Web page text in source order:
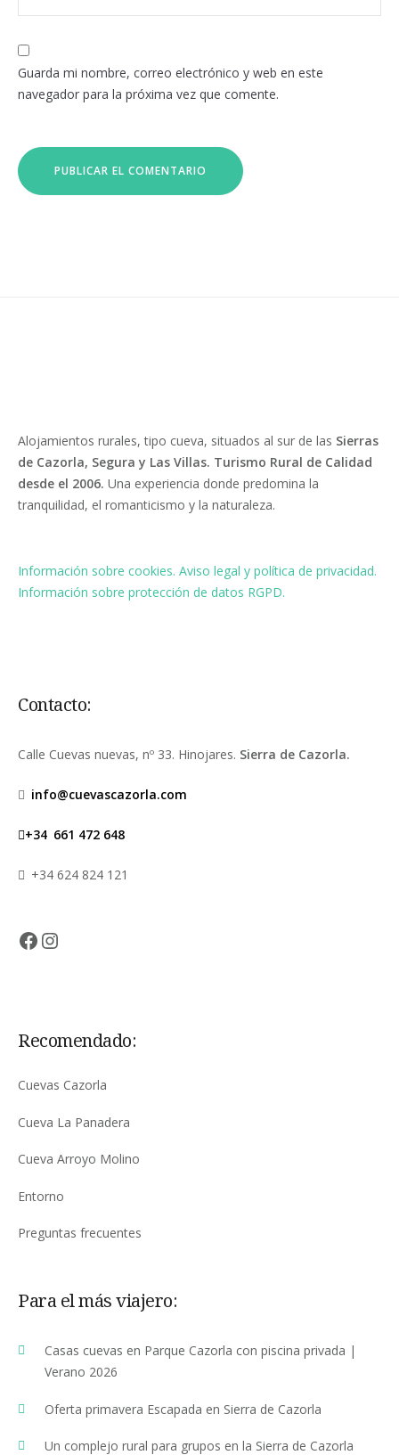
Guarda mi nombre, correo electrónico y web en este
navegador para la próxima vez que comente.
Alojamientos rurales, tipo cueva, situados al sur de las Sierras
de Cazorla, Segura y Las Villas. Turismo Rural de Calidad
desde el 2006. Una experiencia donde predomina la
tranquilidad, el romanticismo y la naturaleza.
Información sobre cookies. Aviso legal y política de privacidad.
Información sobre protección de datos RGPD.
Contacto:
Calle Cuevas nuevas, nº 33. Hinojares. Sierra de Cazorla.
info@cuevascazorla.com
+34 661 472 648
+34 624 824 121
Facebook
Instagram
Recomendado:
Cuevas Cazorla
Cueva La Panadera
Cueva Arroyo Molino
Entorno
Preguntas frecuentes
Para el más viajero:
Casas cuevas en Parque Cazorla con piscina privada |
Verano 2026
Oferta primavera Escapada en Sierra de Cazorla
Un complejo rural para grupos en la Sierra de Cazorla